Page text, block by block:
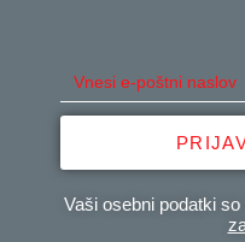
Vaši osebni podatki